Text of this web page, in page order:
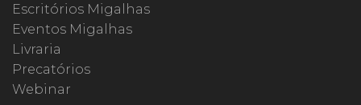
Escritórios Migalhas
Eventos Migalhas
Livraria
Precatórios
Webinar